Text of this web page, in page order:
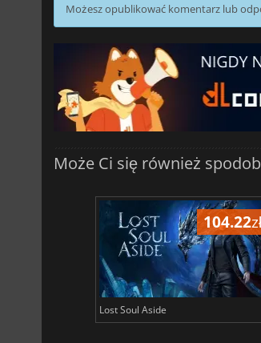
Możesz opublikować komentarz lub
Może Ci się również
104.22zł
Lost Soul Aside